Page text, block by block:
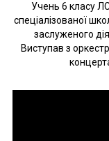
Учень 6 класу
спеціалізованої
заслуженого
Виступав з